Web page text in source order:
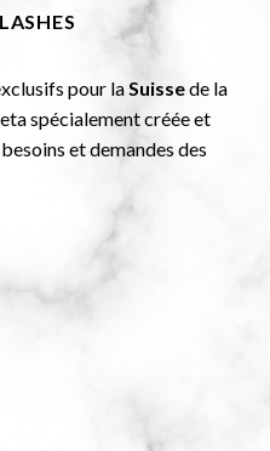
pour laSuissede la
spécialement créée et
et demandes des